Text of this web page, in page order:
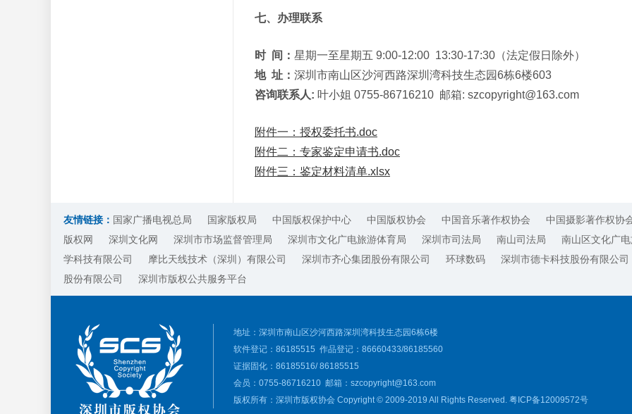
七、办理联系
时 间： 星期一至星期五 9:00-12:00 13:30-17:30（法定假日除外）
地 址： 深圳市南山区沙河西路深圳湾科技生态园6栋6楼603
咨询联系人: 叶小姐 0755-86716210 邮箱: szcopyright@163.com
附件一：授权委托书.doc
附件二：专家鉴定申请书.doc
附件三：鉴定材料清单.xlsx
友情链接： 国家广播电视总局 国家版权局 中国版权保护中心 中国版权协会 中国音乐著作权协会
中国摄影著作权协
版权网
深圳文化网 深圳市市场监督管理局 深圳市文化广电旅游体育局 深圳市司法局 南山司法局
南山区文化广
学科技有限公司
摩比天线技术（深圳）有限公司 深圳市齐心集团股份有限公司 环球数码
深圳市德卡科技股份有限公司
股份有限公司
深圳市版权公共服务平台
地址：深圳市南山区沙河西路深圳湾科技生态园6栋6楼
软件登记：86185515 作品登记：86660433/86185560
证据固化：86185516/ 86185515
会员：0755-86716210 邮箱：szcopyright@163.com
版权所有：深圳市版权协会 Copyright © 2009-2019 All Rights Reserved. 粤ICP备12009572号